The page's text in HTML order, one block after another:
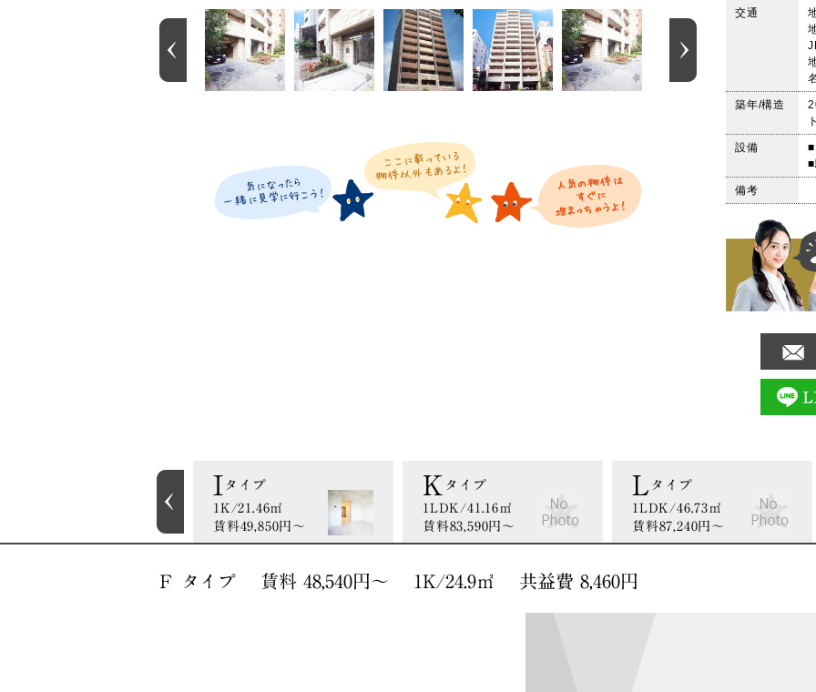
K
1K/
N
1LDK/
タイプ
1K/
50,130
交通
築年/構造
設備
備考
I タイプ
1K/21.46㎡
賃料49,850円〜
K タイプ
1LDK/41.16㎡
賃料83,590円〜
L タイプ
1LDK/46.73㎡
賃料87,240円〜
Ｆ タイプ 賃料 48,540円〜 1K/24.9㎡ 共益費 8,460円